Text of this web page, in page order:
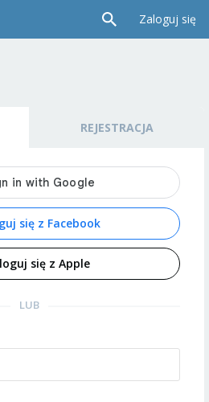
Zaloguj się
REJESTRACJA
się z Facebook
się z Apple
LUB